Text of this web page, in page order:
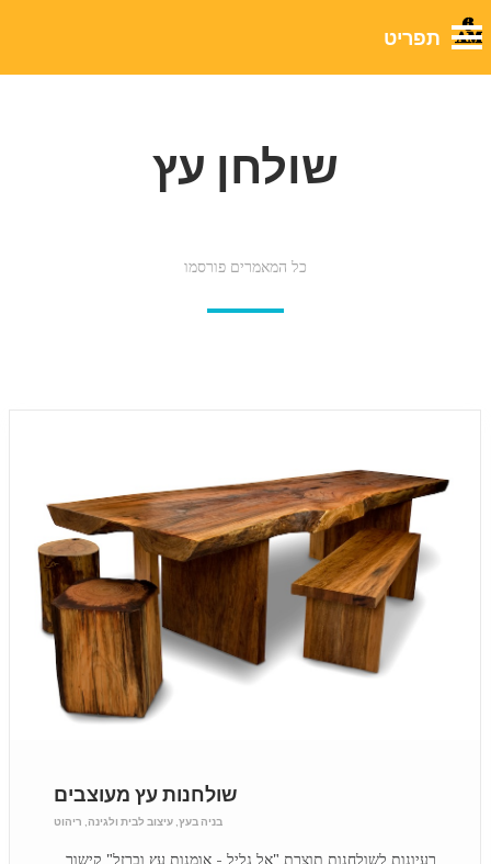
שולחן עץ
כל המאמרים פורסמו
שולחנות עץ מעוצבים
בניה בעץ, עיצוב לבית ולגינה, ריהוט
רעיונות לשולחנות תוצרת "אל גליל - אומנות עץ וברזל" קישור